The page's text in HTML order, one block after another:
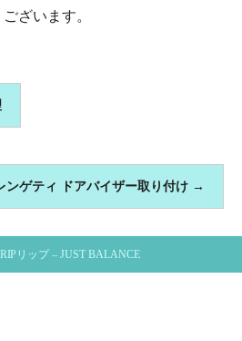
ざいます。
ンゲティ ドアバイザー取り付け →
リップ – JUST BALANCE